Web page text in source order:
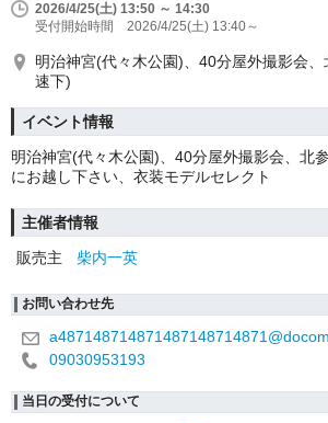
2026/4/25(土) 13:50 ～ 14:30
受付開始時間 2026/4/25(土) 13:40～
明治神宮(代々木公園)、40分屋外撮影会
速下)
イベント情報
明治神宮(代々木公園)、40分屋外撮影会、北
にお越し下さい、衣装モデルセレクト
主催者情報
販売主
柴内一英
お問い合わせ先
09030953193
当日の受付について